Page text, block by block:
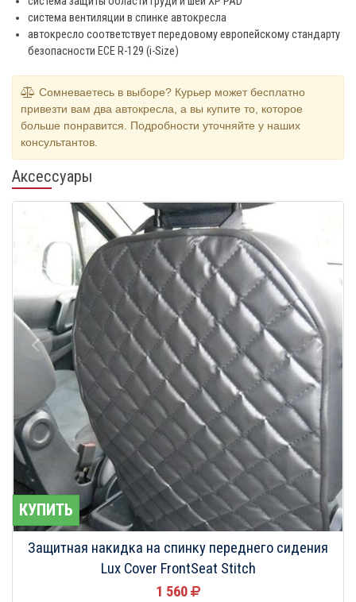
система вентиляции в спинке автокресла
автокресло соответствует передовому европейскому стандарту
безопасности ECE R-129 (i-Size)
Сомневаетесь в выборе? Курьер может бесплатно
привезти вам два автокресла, а вы купите то, которое
больше понравится. Подробности уточняйте у наших
консультантов.
Аксессуары
КУПИТЬ
Защитная накидка на спинку переднего сидения
Lux Cover FrontSeat Stitch
1 560